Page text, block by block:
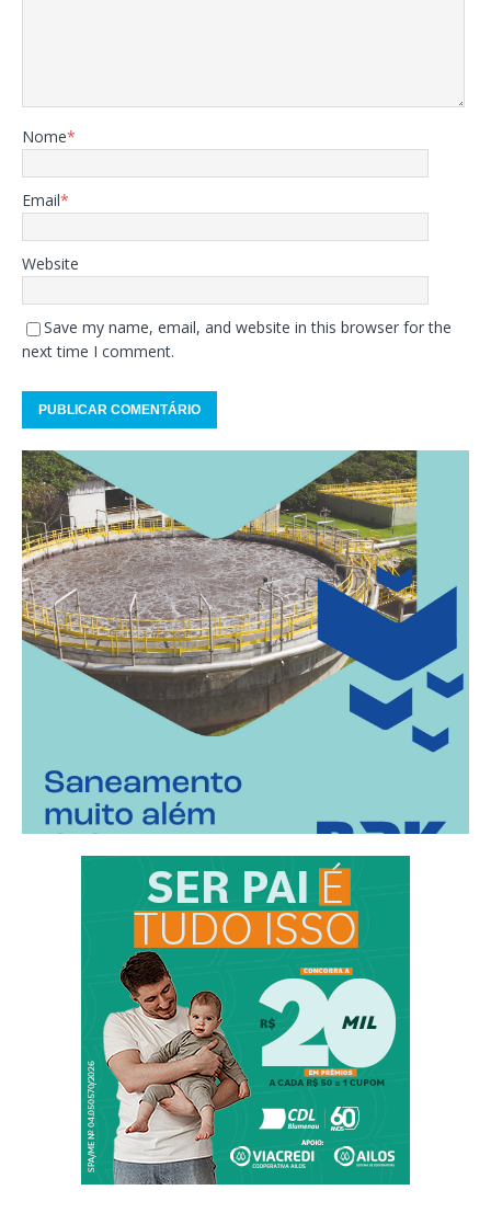
Nome*
Email*
Website
Save my name, email, and website in this browser for the
next time I comment.